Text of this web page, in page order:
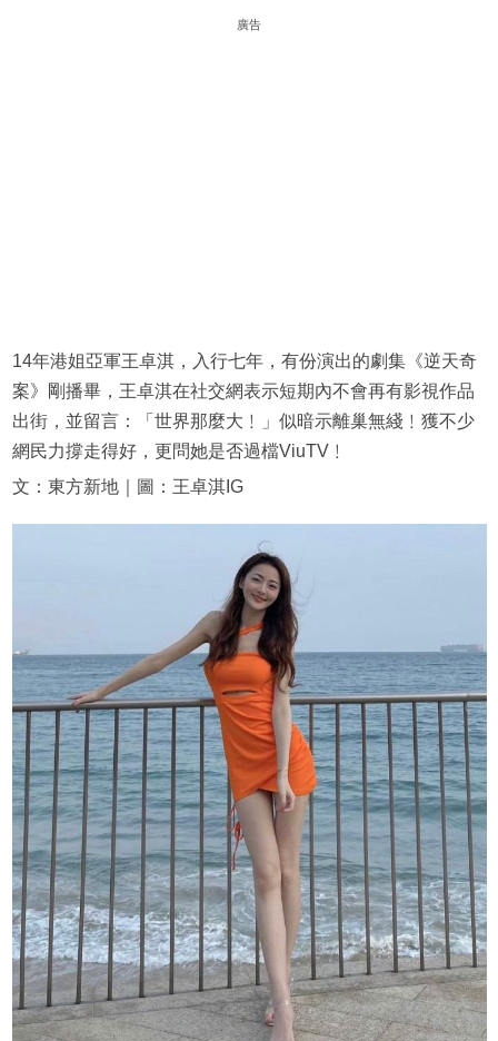
廣告
14年港姐亞軍王卓淇，入行七年，有份演出的劇集《逆天奇
案》剛播畢，王卓淇在社交網表示短期內不會再有影視作品
出街，並留言：「世界那麼大﹗」似暗示離巢無綫﹗獲不少
網民力撐走得好，更問她是否過檔ViuTV﹗
文：東方新地｜圖：王卓淇IG